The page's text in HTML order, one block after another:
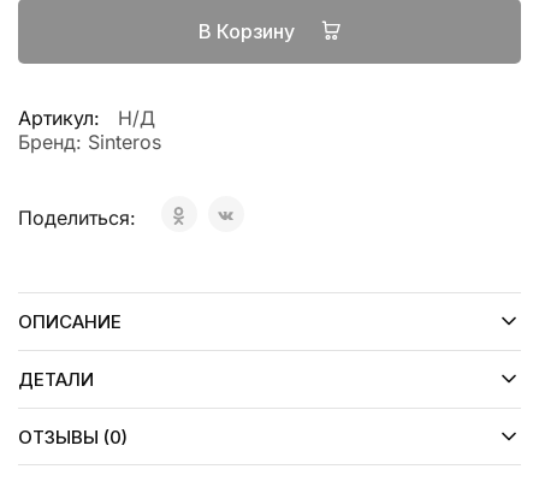
В Корзину
Артикул:
Н/Д
Бренд: Sinteros
Поделиться:
ОПИСАНИЕ
ДЕТАЛИ
ОТЗЫВЫ (0)